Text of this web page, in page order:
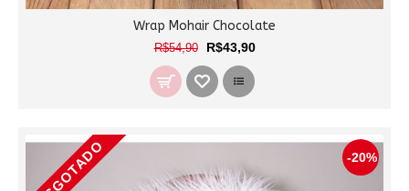
Wrap Mohair Chocolate
R$54,90 R$43,90
-20%
ESGOTADO